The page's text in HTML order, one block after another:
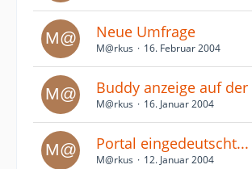
Neue Umfrage
M@rkus 16. Februar 2004
Buddy anzeige auf
M@rkus 16. Januar 2004
Portal eingedeutscht...
M@rkus 12. Januar 2004